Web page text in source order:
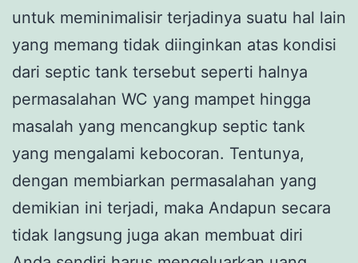
untuk meminimalisir terjadinya suatu hal lain
yang memang tidak diinginkan atas kondisi
dari septic tank tersebut seperti halnya
permasalahan WC yang mampet hingga
masalah yang mencangkup septic tank
yang mengalami kebocoran. Tentunya,
dengan membiarkan permasalahan yang
demikian ini terjadi, maka Andapun secara
tidak langsung juga akan membuat diri